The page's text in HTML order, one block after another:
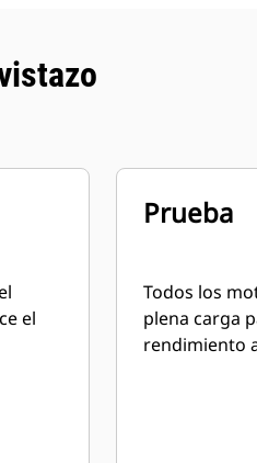
el
Prueba
Todos los
plena carga
rendimiento